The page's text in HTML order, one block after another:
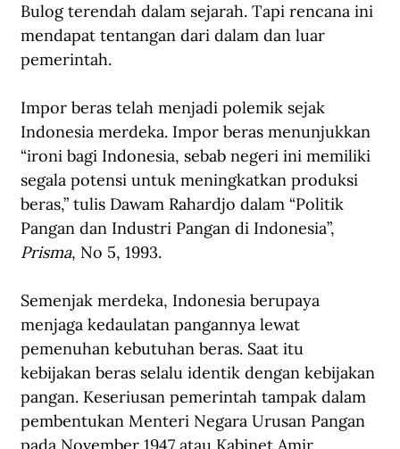
Bulog terendah dalam sejarah. Tapi rencana ini
mendapat tentangan dari dalam dan luar
pemerintah.
Impor beras telah menjadi polemik sejak
Indonesia merdeka. Impor beras menunjukkan
“ironi bagi Indonesia, sebab negeri ini memiliki
segala potensi untuk meningkatkan produksi
beras,” tulis Dawam Rahardjo dalam “Politik
Pangan dan Industri Pangan di Indonesia”,
Prisma, No 5, 1993.
Semenjak merdeka, Indonesia berupaya
menjaga kedaulatan pangannya lewat
pemenuhan kebutuhan beras. Saat itu
kebijakan beras selalu identik dengan kebijakan
pangan. Keseriusan pemerintah tampak dalam
pembentukan Menteri Negara Urusan Pangan